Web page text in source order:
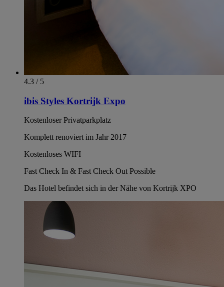
4.3 / 5
ibis Styles Kortrijk Expo
Kostenloser Privatparkplatz
Komplett renoviert im Jahr 2017
Kostenloses WIFI
Fast Check In & Fast Check Out Possible
Das Hotel befindet sich in der Nähe von Kortrijk XPO